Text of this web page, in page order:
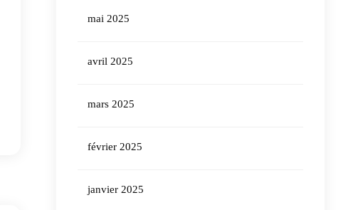
mai 2025
avril 2025
mars 2025
février 2025
janvier 2025